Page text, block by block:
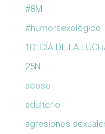
#8M
#humorsexológico
1D: DÍA DE LA
25N
acoso
adulterio
agresiones